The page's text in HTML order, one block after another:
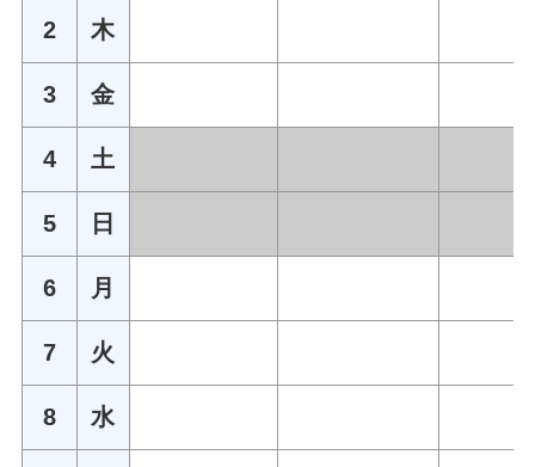
2 木
3 金
4 土
5 日
6 月
7 火
8 水